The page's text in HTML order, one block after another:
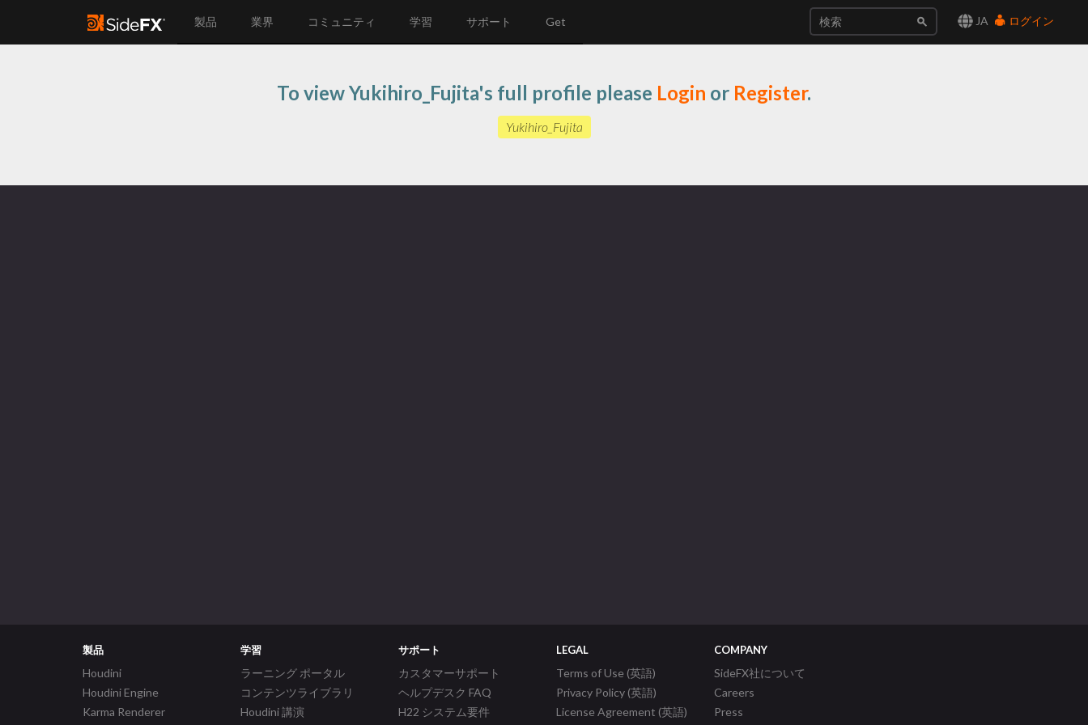
JA ログイン
製品 業界 コミュニティ 学習 サポート Get
To view Yukihiro_Fujita's full profile please Login or Register.
Yukihiro_Fujita
製品
Houdini
Houdini Engine
Karma Renderer
学習
ラーニング ポータル
コンテンツライブラリ
Houdini 講演
サポート
カスタマーサポート
ヘルプデスク FAQ
H22 システム要件
LEGAL
Terms of Use (英語)
Privacy Policy (英語)
License Agreement (英語)
COMPANY
SideFX社について
Careers
Press